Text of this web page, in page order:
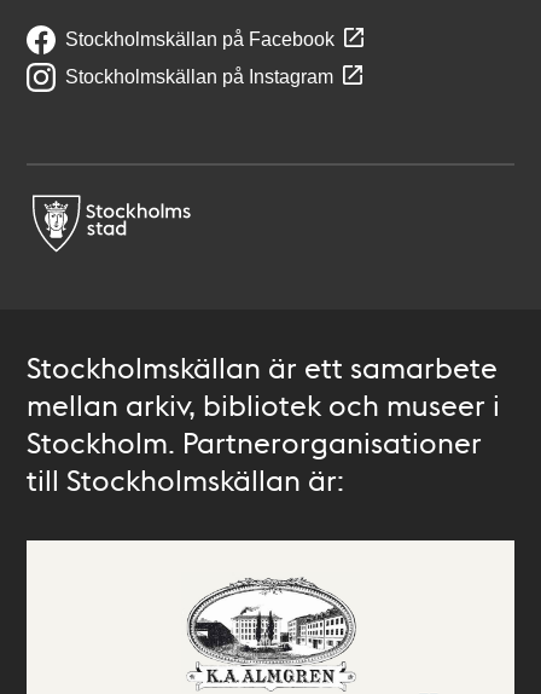
Stockholmskällan på Facebook
Stockholmskällan på Instagram
Stockholmskällan är ett samarbete
mellan arkiv, bibliotek och museer i
Stockholm. Partnerorganisationer
till Stockholmskällan är: